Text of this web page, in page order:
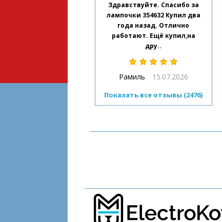
Здравствуйте. Спасибо за
лампочки 354632 Купил два
года назад. Отлично
работают. Ещё купил,на
дру..
Рамиль 15.07.2026
Показать все отзывы (2476)